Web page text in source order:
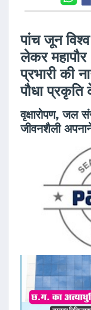
पांच जून
लेकर
प्रभारी की
पौधा प्रकृति
वृक्षारोपण, जल
जीवनशैली